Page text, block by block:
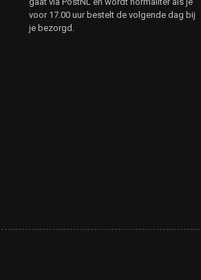
voor 17.00 uur bestelt de volgende dag bij
je bezorgd.